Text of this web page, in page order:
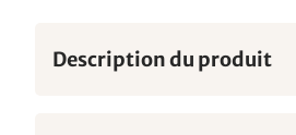
Description du produit